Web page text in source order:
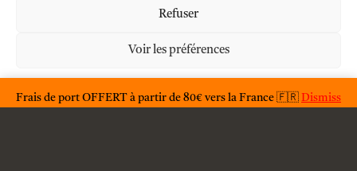
Refuser
Voir les préférences
Frais de port OFFERT à partir de 80€ vers la France 🇫🇷 Dismiss